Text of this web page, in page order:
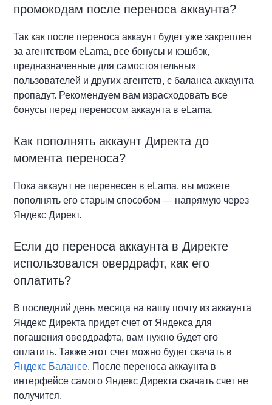
промокодам после переноса аккаунта?
Так как после переноса аккаунт будет уже закреплен
за агентством eLama, все бонусы и кэшбэк,
предназначенные для самостоятельных
пользователей и других агентств, с баланса аккаунта
пропадут. Рекомендуем вам израсходовать все
бонусы перед переносом аккаунта в eLama.
Как пополнять аккаунт Директа до
момента переноса?
Пока аккаунт не перенесен в eLama, вы можете
пополнять его старым способом — напрямую через
Яндекс Директ.
Если до переноса аккаунта в Директе
использовался овердрафт, как его
оплатить?
В последний день месяца на вашу почту из аккаунта
Яндекс Директа придет счет от Яндекса для
погашения овердрафта, вам нужно будет его
оплатить. Также этот счет можно будет скачать в
Яндекс Балансе. После переноса аккаунта в
интерфейсе самого Яндекс Директа скачать счет не
получится.